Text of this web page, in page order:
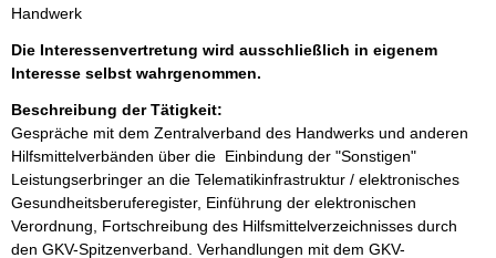
Handwerk
Die Interessenvertretung wird ausschließlich in eigenem
Interesse selbst wahrgenommen.
Beschreibung der Tätigkeit:
Gespräche mit dem Zentralverband des Handwerks und anderen
Hilfsmittelverbänden über die  Einbindung der "Sonstigen"
Leistungserbringer an die Telematikinfrastruktur / elektronisches
Gesundheitsberuferegister, Einführung der elektronischen
Verordnung, Fortschreibung des Hilfsmittelverzeichnisses durch
den GKV-Spitzenverband. Verhandlungen mit dem GKV-